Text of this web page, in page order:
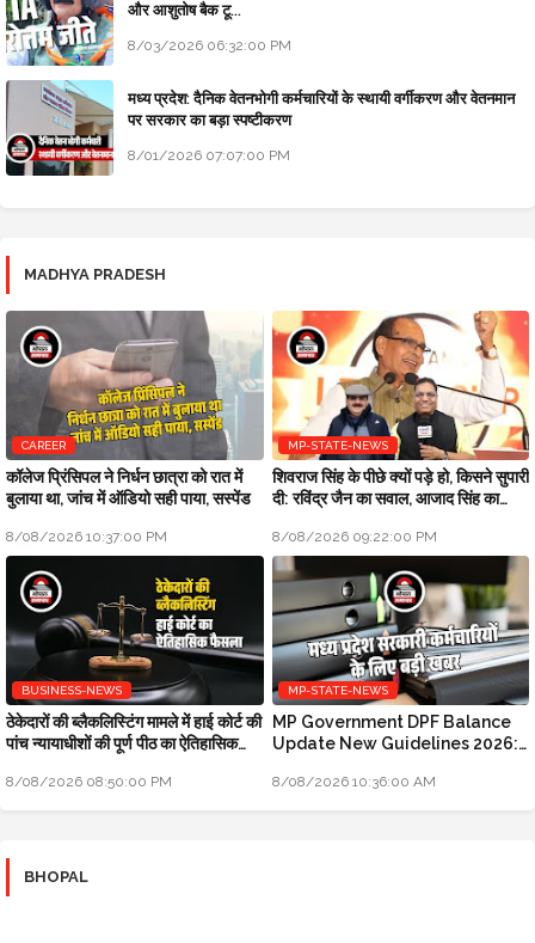
और आशुतोष बैक टू...
8/03/2026 06:32:00 PM
मध्य प्रदेश: दैनिक वेतनभोगी कर्मचारियों के स्थायी वर्गीकरण और वेतनमान
पर सरकार का बड़ा स्पष्टीकरण
8/01/2026 07:07:00 PM
MADHYA PRADESH
CAREER
कॉलेज प्रिंसिपल ने निर्धन छात्रा को रात में
बुलाया था, जांच में ऑडियो सही पाया, सस्पेंड
8/08/2026 10:37:00 PM
MP-STATE-NEWS
शिवराज सिंह के पीछे क्यों पड़े हो, किसने सुपारी
दी: रविंद्र जैन का सवाल, आजाद सिंह का
8/08/2026 09:22:00 PM
BUSINESS-NEWS
ठेकेदारों की ब्लैकलिस्टिंग मामले में हाई कोर्ट की
पांच न्यायाधीशों की पूर्ण पीठ का ऐतिहासिक
8/08/2026 08:50:00 PM
MP-STATE-NEWS
MP Government DPF Balance
Update New Guidelines 2026:
खबर
8/08/2026 10:36:00 AM
BHOPAL